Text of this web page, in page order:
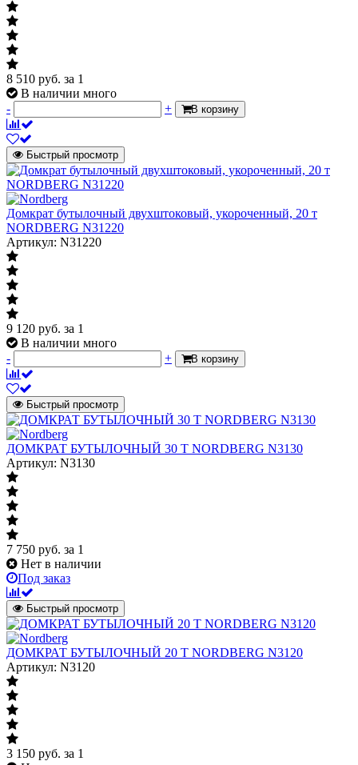
8 510 руб. за 1
В наличии много
-
+ В корзину
Быстрый просмотр
Домкрат бутылочный двухштоковый, укороченный, 20 т
NORDBERG N31220
Артикул: N31220
9 120 руб. за 1
В наличии много
-
+ В корзину
Быстрый просмотр
ДОМКРАТ БУТЫЛОЧНЫЙ 30 Т NORDBERG N3130
Артикул: N3130
7 750 руб. за 1
Нет в наличии
Под заказ
Быстрый просмотр
ДОМКРАТ БУТЫЛОЧНЫЙ 20 Т NORDBERG N3120
Артикул: N3120
3 150 руб. за 1